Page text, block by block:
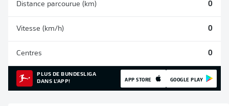
Distance parcourue (km) 0
Vitesse (km/h) 0
Centres 0
PLUS DE BUNDESLIGA
DANS L'APP!
APP STORE GOOGLE PLAY